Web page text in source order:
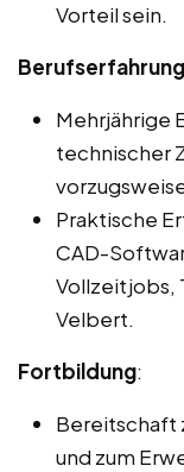
Vorteil sein.
Berufserfahrung
Mehrjährige
technischer
Praktische
CAD-
Vollzeitjobs,
Velbert.
Fortbildung:
Bereitschaft
und zum